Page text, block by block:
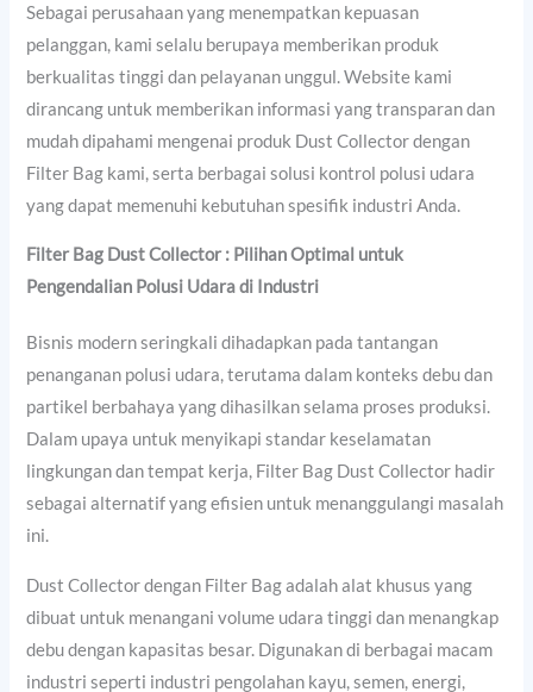
Sebagai perusahaan yang menempatkan kepuasan
pelanggan, kami selalu berupaya memberikan produk
berkualitas tinggi dan pelayanan unggul. Website kami
dirancang untuk memberikan informasi yang transparan dan
mudah dipahami mengenai produk Dust Collector dengan
Filter Bag kami, serta berbagai solusi kontrol polusi udara
yang dapat memenuhi kebutuhan spesifik industri Anda.
Filter Bag Dust Collector : Pilihan Optimal untuk
Pengendalian Polusi Udara di Industri
Bisnis modern seringkali dihadapkan pada tantangan
penanganan polusi udara, terutama dalam konteks debu dan
partikel berbahaya yang dihasilkan selama proses produksi.
Dalam upaya untuk menyikapi standar keselamatan
lingkungan dan tempat kerja, Filter Bag Dust Collector hadir
sebagai alternatif yang efisien untuk menanggulangi masalah
ini.
Dust Collector dengan Filter Bag adalah alat khusus yang
dibuat untuk menangani volume udara tinggi dan menangkap
debu dengan kapasitas besar. Digunakan di berbagai macam
industri seperti industri pengolahan kayu, semen, energi,